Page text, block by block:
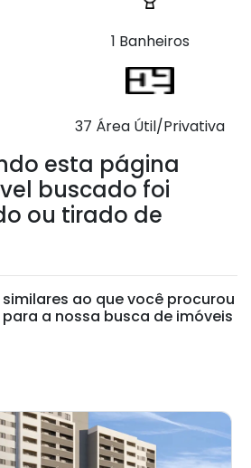
1 Banheiros
37 Área Útil/Privativa
esta página
buscado foi
ou tirado de
ao que você procurou
a nossa busca de imóveis